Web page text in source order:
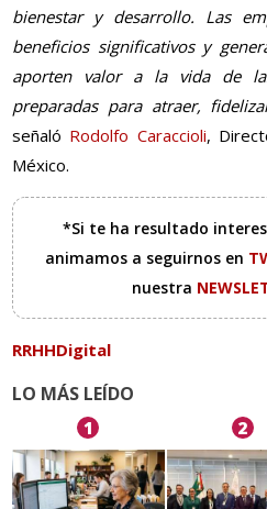
bienestar y desarrollo. Las
beneficios significativos y
aporten valor a la vida de
preparadas para atraer,
señaló Rodolfo Caraccioli,
México.
*Si te ha resultado
animamos a seguirnos en
nuestra
RRHHDigital
LO MÁS LEÍDO
1 2